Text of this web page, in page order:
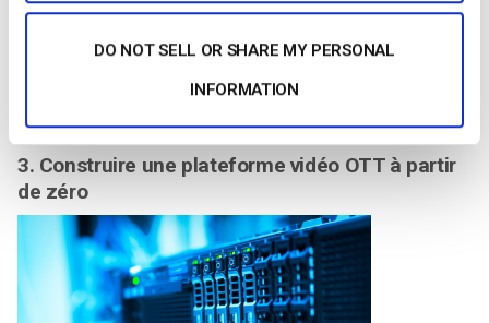
DO NOT SELL OR SHARE MY PERSONAL
INFORMATION
temps via les décodeurs.
Une plateforme comme Dacast offre un service en marque
blanche et la possibilité d’utiliser l’un ou l’autre de ces
3. Construire une plateforme vidéo OTT à partir
de zéro